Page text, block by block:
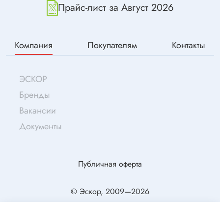
Прайс-лист за Август 2026
Компания Покупателям Контакты
ЭСКОР
Бренды
Вакансии
Документы
© Эскор, 2009—2026
Публичная оферта